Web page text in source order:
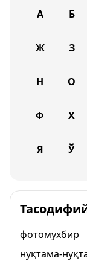
А Б
Ж З
Н О
Ф Х
Я Ў
фотомухбир
нуқтама-